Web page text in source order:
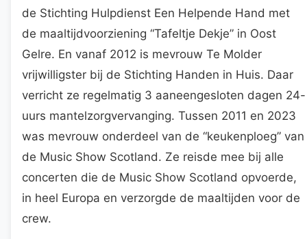
de Stichting Hulpdienst Een Helpende Hand met
de maaltijdvoorziening “Tafeltje Dekje” in Oost
Gelre. En vanaf 2012 is mevrouw Te Molder
vrijwilligster bij de Stichting Handen in Huis. Daar
verricht ze regelmatig 3 aaneengesloten dagen 24-
uurs mantelzorgvervanging. Tussen 2011 en 2023
was mevrouw onderdeel van de “keukenploeg” van
de Music Show Scotland. Ze reisde mee bij alle
concerten die de Music Show Scotland opvoerde,
in heel Europa en verzorgde de maaltijden voor de
crew.